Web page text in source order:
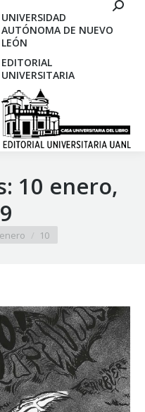
UNIVERSIDAD
AUTÓNOMA DE NUEVO
LEÓN
EDITORIAL
UNIVERSITARIA
10 enero,
enero 10